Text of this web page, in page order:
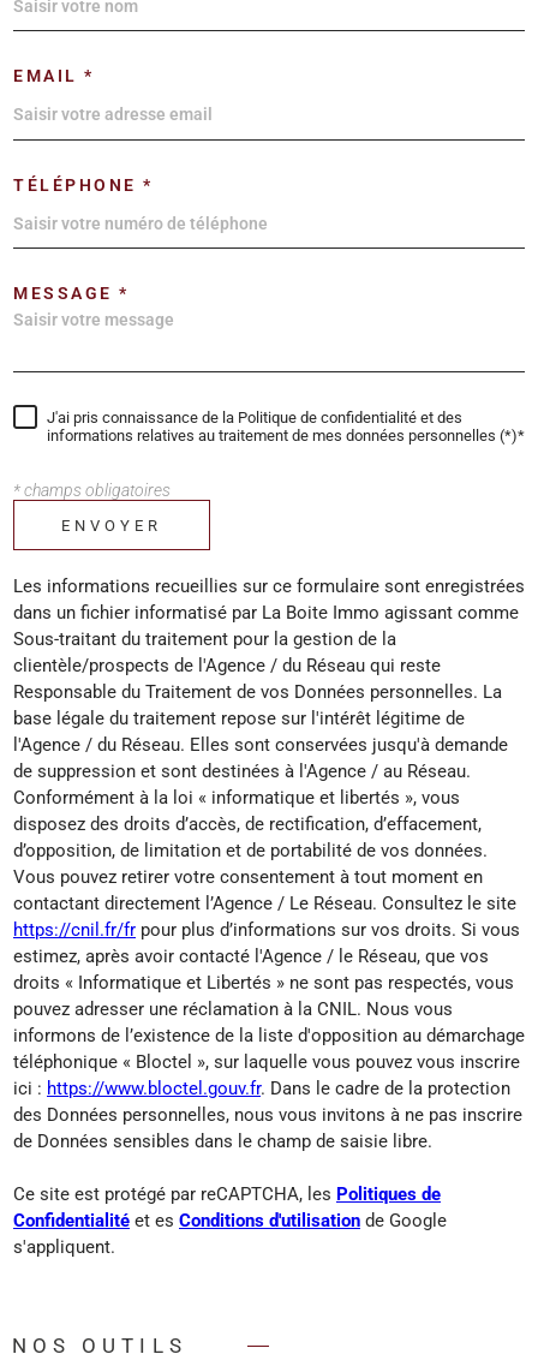
EMAIL *
TÉLÉPHONE *
MESSAGE *
J'ai pris connaissance de la Politique de confidentialité et des
informations relatives au traitement de mes données personnelles (*)*
* champs obligatoires
ENVOYER
Les informations recueillies sur ce formulaire sont enregistrées
dans un fichier informatisé par La Boite Immo agissant comme
Sous-traitant du traitement pour la gestion de la
clientèle/prospects de l'Agence / du Réseau qui reste
Responsable du Traitement de vos Données personnelles. La
base légale du traitement repose sur l'intérêt légitime de
l'Agence / du Réseau. Elles sont conservées jusqu'à demande
de suppression et sont destinées à l'Agence / au Réseau.
Conformément à la loi « informatique et libertés », vous
disposez des droits d’accès, de rectification, d’effacement,
d’opposition, de limitation et de portabilité de vos données.
Vous pouvez retirer votre consentement à tout moment en
contactant directement l’Agence / Le Réseau. Consultez le site
https://cnil.fr/fr pour plus d’informations sur vos droits. Si vous
estimez, après avoir contacté l'Agence / le Réseau, que vos
droits « Informatique et Libertés » ne sont pas respectés, vous
pouvez adresser une réclamation à la CNIL. Nous vous
informons de l’existence de la liste d'opposition au démarchage
téléphonique « Bloctel », sur laquelle vous pouvez vous inscrire
ici : https://www.bloctel.gouv.fr. Dans le cadre de la protection
des Données personnelles, nous vous invitons à ne pas inscrire
de Données sensibles dans le champ de saisie libre.
Ce site est protégé par reCAPTCHA, les Politiques de
Confidentialité et es Conditions d'utilisation de Google
s'appliquent.
NOS OUTILS